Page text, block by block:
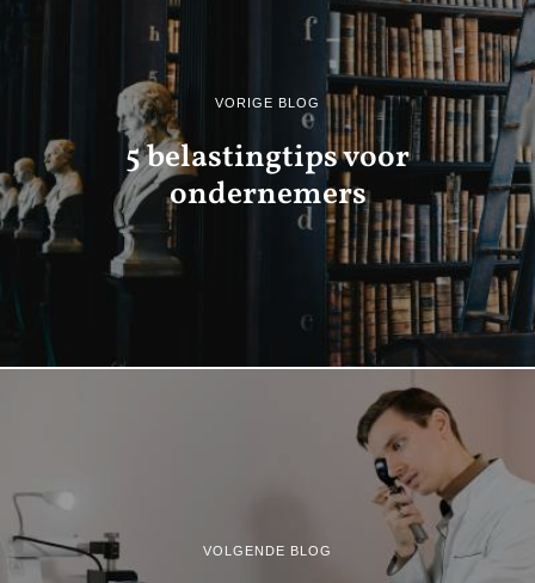
VORIGE BLOG
5 belastingtips voor
ondernemers
VOLGENDE BLOG